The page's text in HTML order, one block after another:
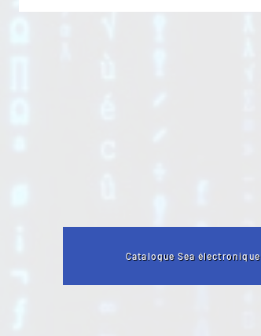
Catalogue Sea électronique